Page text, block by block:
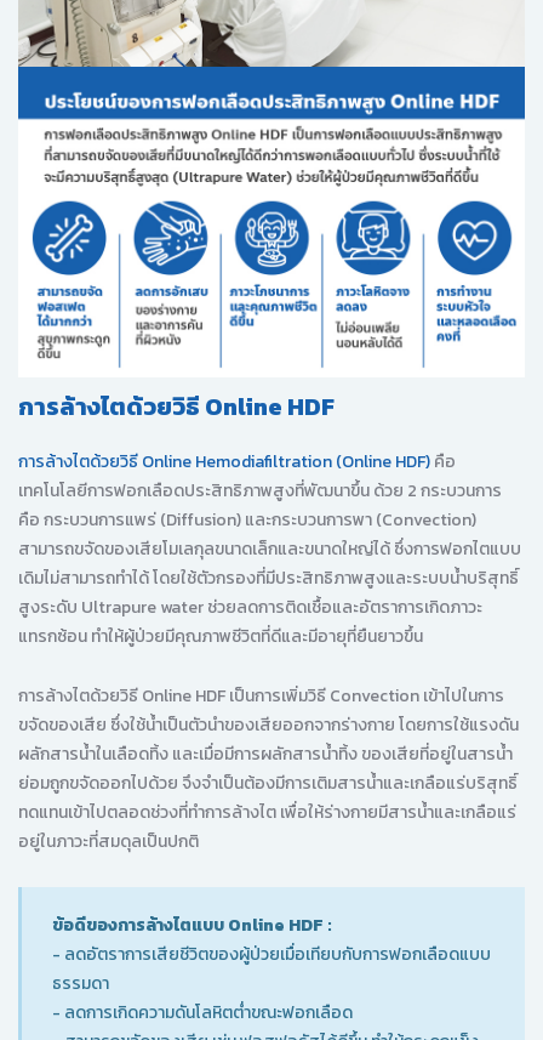
การล้างไตด้วยวิธี Online HDF
การล้างไตด้วยวิธี Online Hemodiafiltration (Online HDF)คือ
เทคโนโลยีการฟอกเลือดประสิทธิภาพสูงที่พัฒนาขึ้น ด้วย 2 กระบวนการ
คือ กระบวนการแพร่ (Diffusion) และกระบวนการพา (Convection)
สามารถขจัดของเสียโมเลกุลขนาดเล็กและขนาดใหญ่ได้ ซึ่งการฟอกไตแบบ
เดิมไม่สามารถทำได้ โดยใช้ตัวกรองที่มีประสิทธิภาพสูงและระบบน้ำบริสุทธิ์
สูงระดับ Ultrapure water ช่วยลดการติดเชื้อและอัตราการเกิดภาวะ
แทรกซ้อน ทำให้ผู้ป่วยมีคุณภาพชีวิตที่ดีและมีอายุที่ยืนยาวขึ้น
การล้างไตด้วยวิธี Online HDF เป็นการเพิ่มวิธี Convection เข้าไปในการ
ขจัดของเสีย ซึ่งใช้น้ำเป็นตัวนำของเสียออกจากร่างกาย โดยการใช้แรงดัน
ผลักสารน้ำในเลือดทิ้ง และเมื่อมีการผลักสารน้ำทิ้ง ของเสียที่อยู่ในสารน้ำ
ย่อมถูกขจัดออกไปด้วย จึงจำเป็นต้องมีการเติมสารน้ำและเกลือแร่บริสุทธิ์
ทดแทนเข้าไปตลอดช่วงที่ทำการล้างไต เพื่อให้ร่างกายมีสารน้ำและเกลือแร่
อยู่ในภาวะที่สมดุลเป็นปกติ
ข้อดีของการล้างไตแบบ Online HDF :
- ลดอัตราการเสียชีวิตของผู้ป่วยเมื่อเทียบกับการฟอกเลือดแบบ
ธรรมดา
- ลดการเกิดความดันโลหิตต่ำขณะฟอกเลือด